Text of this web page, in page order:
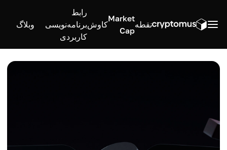
نقطه
Market
Cap
کاوش
رابط
برنامه‌نویسی
کاربردی
وبلاگ